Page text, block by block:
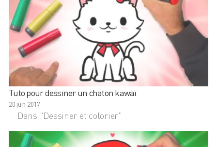
Tuto pour dessiner un chaton kawaï
20 juin 2017
Dans "Dessiner et colorier"